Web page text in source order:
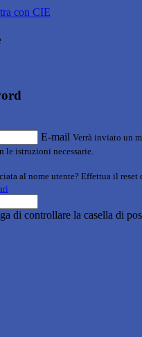
con CIE
E-mail Verrà inviato un
istruzioni necessarie.
al nome utente? Effettua il reset
di controllare la casella di